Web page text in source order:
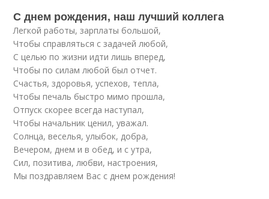
С днем рождения, наш лучший коллега
Легкой работы, зарплаты большой,
Чтобы справляться с задачей любой,
С целью по жизни идти лишь вперед,
Чтобы по силам любой был отчет.
Счастья, здоровья, успехов, тепла,
Чтобы печаль быстро мимо прошла,
Отпуск скорее всегда наступал,
Чтобы начальник ценил, уважал.
Солнца, веселья, улыбок, добра,
Вечером, днем и в обед, и с утра,
Сил, позитива, любви, настроения,
Мы поздравляем Вас с днем рождения!